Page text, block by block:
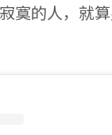
寞的人，就